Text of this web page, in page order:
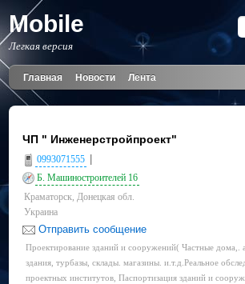
Mobile
Легкая версия
Главная Новости Лента
ЧП " Инженерстройпроект"
0993071555
Б. Машиностроителей 16
Краматорск, Донецкая обл.
Украина
Отправить сообщение
Проектирование зданий и сооружений( Частные дома,.
здания, турбазы, склады. магазины. и.т.д.Реальное
проектных институтов, Паспортизация зданий и